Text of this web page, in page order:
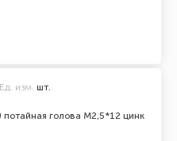
голова М2,5*12 цинк
Ед. изм. шт.